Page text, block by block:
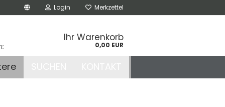
Login Merkzettel
Ihr Warenkorb
0,00 EUR